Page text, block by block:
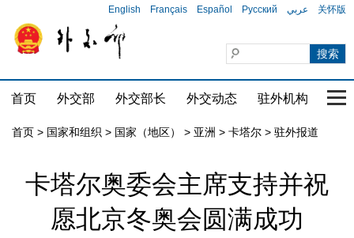
English Français Español Русский عربي 关怀版
首页 外交部 外交部长 外交动态 驻外机构 国
首页 > 国家和组织 > 国家（地区） > 亚洲 > 卡塔尔 > 驻外报道
卡塔尔奥委会主席支持并祝
愿北京冬奥会圆满成功